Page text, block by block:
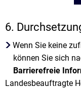
6.
Wenn Sie keine
können Sie sich
Barrierefreie
Landesbeauftragte